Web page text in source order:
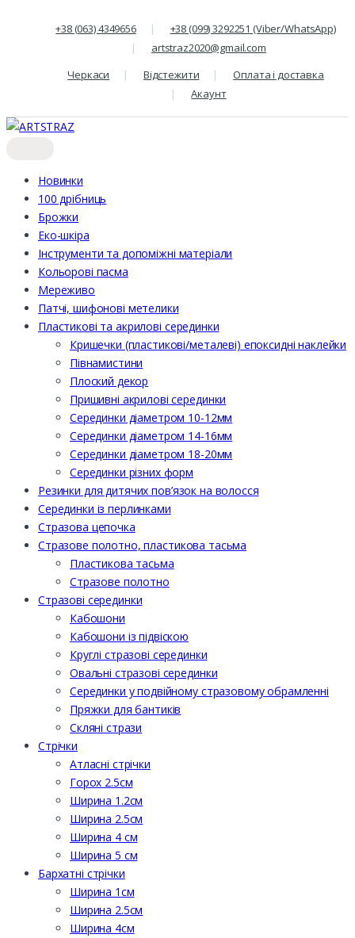
+38 (063) 4349656
+38 (099) 3292251 (Viber/WhatsApp)
artstraz2020@gmail.com
Черкаси
Відстежити
Оплата і доставка
Акаунт
Новинки
100 дрібниць
Брожки
Еко-шкіра
Інструменти та допоміжні матеріали
Кольорові пасма
Мереживо
Патчі, шифонові метелики
Пластикові та акрилові серединки
Кришечки (пластикові/металеві) епоксидні наклейки
Півнамистини
Плоский декор
Пришивні акрилові серединки
Серединки діаметром 10-12мм
Серединки діаметром 14-16мм
Серединки діаметром 18-20мм
Серединки різних форм
Резинки для дитячих пов’язок на волосся
Серединки із перлинками
Стразова цепочка
Стразове полотно, пластикова тасьма
Пластикова тасьма
Стразове полотно
Стразові серединки
Кабошони
Кабошони із підвіскою
Круглі стразові серединки
Овальні стразові серединки
Серединки у подвійному стразовому обрамленні
Пряжки для бантиків
Скляні стрази
Стрічки
Атласні стрічки
Горох 2.5см
Ширина 1.2см
Ширина 2.5см
Ширина 4 см
Ширина 5 см
Бархатні стрічки
Ширина 1см
Ширина 2.5см
Ширина 4см